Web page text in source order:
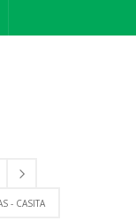
- CASITA